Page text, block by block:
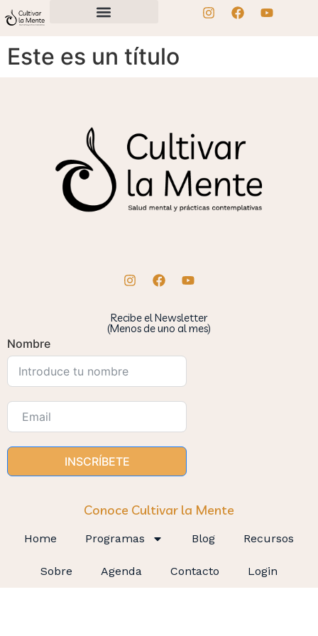
Este es un título
Recibe el Newsletter
(Menos de uno al mes)
Nombre
INSCRÍBETE
Conoce Cultivar la Mente
Home Programas Blog Recursos
Sobre Agenda Contacto Login